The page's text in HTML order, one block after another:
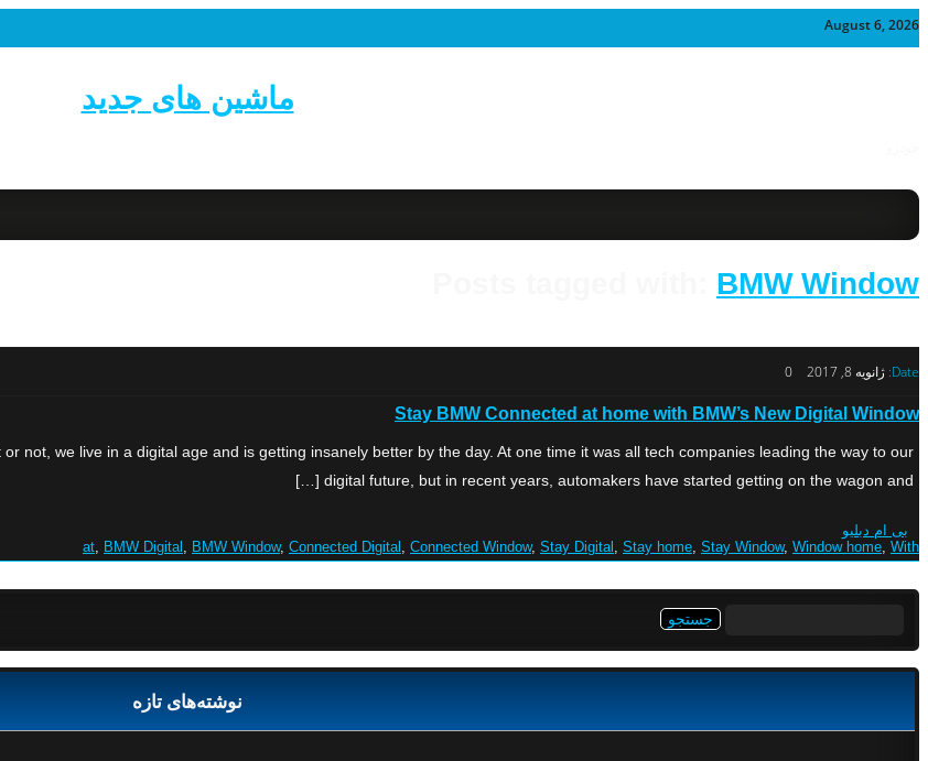
August 6, 2026
ماشین های جدید
BMW Window
Date: ژانویه 8, 2017 0
Stay BMW Connected at home with BMW’s New Digital Window
not, we live in a digital age and is getting insanely better by the day. At one time it was all tech companies leading the way to our
digital future, but in recent years, automakers have started getting on the wagon and […]
بی ام دبلیو
at, BMW Digital , BMW Window, Connected Digital , Connected Window, Stay Digital , Stay home, Stay Window, Window home, With
نوشته‌های تازه